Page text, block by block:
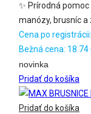
✨ Prírodná
manózy, brusníc
Cena po registrácii:
Bežná cena: 18.74
novinka
Pridať do košíka
Pridať do košíka